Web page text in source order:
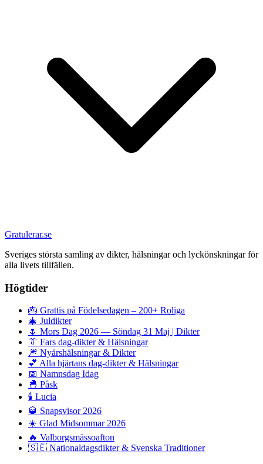
Gratulerar.se
Sveriges största samling av dikter, hälsningar och lyckönskningar för
alla livets tillfällen.
Högtider
🎂 Grattis på Födelsedagen – 200+ Roliga
🎄 Juldikter
🌷 Mors Dag 2026 — Söndag 31 Maj | Dikter
👔 Fars dag-dikter & Hälsningar
🎆 Nyårshälsningar & Dikter
💕 Alla hjärtans dag-dikter & Hälsningar
📅 Namnsdag Idag
🐣 Påsk
🕯️ Lucia
🥃 Snapsvisor 2026
☀️ Glad Midsommar 2026
🔥 Valborgsmässoafton
🇸🇪 Nationaldagsdikter & Svenska Traditioner